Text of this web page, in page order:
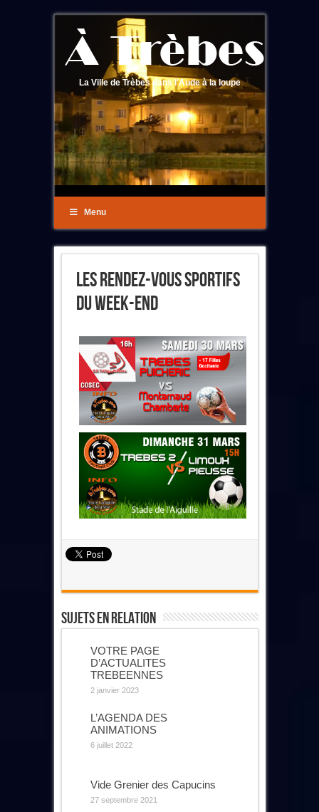
La Ville de Trèbes dans l'Aude à la loupe
Menu
Les Rendez-Vous Sportifs
Du Week-End
Sujets En Relation
VOTRE PAGE
D’ACTUALITES
TREBEENNES
2 janvier 2023
L’AGENDA DES
ANIMATIONS
6 juillet 2022
Vide Grenier des Capucins
27 septembre 2021